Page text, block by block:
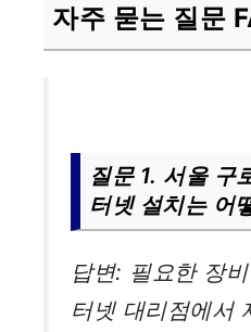
자주 묻는 질문
질문 1. 서울 구
터넷 설치는 어
답변: 필요한 장
터넷 대리점에서